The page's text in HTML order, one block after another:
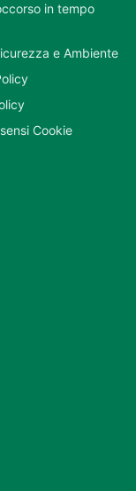
in tempo
e Ambiente
Cookie